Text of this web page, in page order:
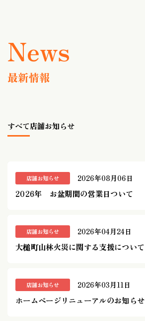
News
最新情報
すべて店舗お知らせ
店舗お知らせ 2026年08月06日
2026年 お盆期間の営業日ついて
店舗お知らせ 2026年04月24日
大槌町山林火災に関する支援について
店舗お知らせ 2026年03月11日
ホームページリニューアルのお知らせ